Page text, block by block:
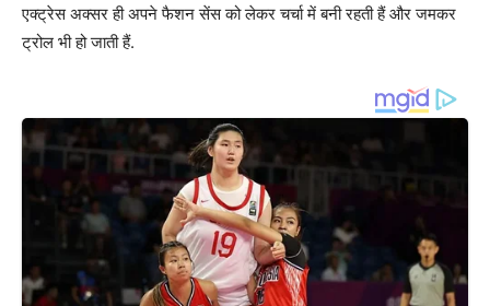
एक्ट्रेस अक्सर ही अपने फैशन सेंस को लेकर चर्चा में बनी रहती हैं और जमकर
ट्रोल भी हो जाती हैं.